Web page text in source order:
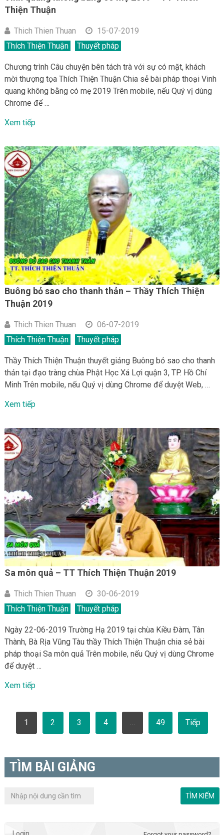
Thiện Thuận
Thich Thien Thuan
15-07-2019
Thích Thiện Thuận
Thuyết pháp
Chương trình Câu chuyện bên tách trà với sự có mặt, khách
mời thượng tọa Thích Thiện Thuận Chia sẻ bài pháp thoại Vinh
quang không bằng có mẹ 2019 Trên mobile, nếu Quý vị dùng
Chrome để …
Xem tiếp
Buông bỏ sao cho thanh thản – Thầy Thích Thiện
Thuận 2019
Thich Thien Thuan
06-07-2019
Thích Thiện Thuận
Thuyết pháp
Thầy Thích Thiện Thuận thuyết giảng Buông bỏ sao cho thanh
thản tại đạo tràng chùa Phật Học Xá Lợi quận 3, TP. Hồ Chí
Minh Trên mobile, nếu Quý vị dùng Chrome để duyệt Web, …
Xem tiếp
Sa môn quả – TT Thích Thiện Thuận 2019
Thich Thien Thuan
30-06-2019
Thích Thiện Thuận
Thuyết pháp
Ngày 22-06-2019 Trường Hạ 2019 tại chùa Kiều Đàm, Tân
Thành, Bà Rịa Vũng Tàu thầy Thích Thiện Thuận chia sẻ bài
pháp thoại Sa môn quả Trên mobile, nếu Quý vị dùng Chrome
để duyệt …
Xem tiếp
Phân
trang
bài
1 2 3 4 … 49 Tiếp
TÌM BÀI GIẢNG
Login